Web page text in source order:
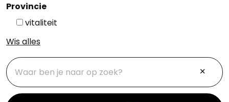
Provincie
vitaliteit
Wis alles